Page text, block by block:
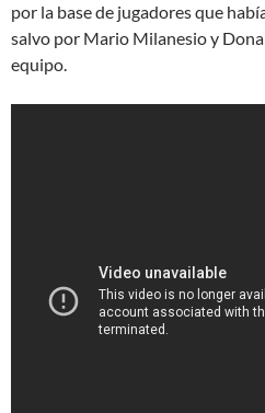
por la base de jugadores que
salvo por Mario Milanesio y
equipo.